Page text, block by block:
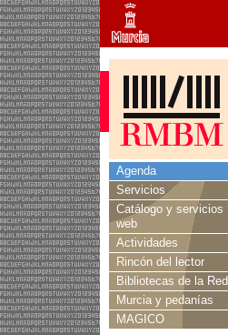
Agenda
Servicios
Catálogo y servicios
web
Actividades
Rincón del lector
Bibliotecas de la Red
Murcia y pedanías
MAGICO